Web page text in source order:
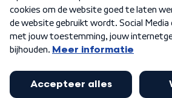
Algemene voorwaarden Privacybeleid